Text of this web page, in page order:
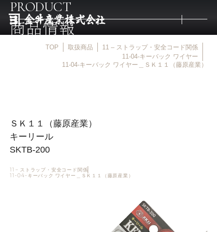
金井産業の強み
マルキン印
PRODUCT
商品情報
TOP 取扱商品
11 – ストラップ・安全コード関係
11-04-キーバック ワイヤー
11-04-キーバック ワイヤー＿ＳＫ１１（藤原産業）
ＳＫ１１（藤原産業）
キーリール
SKTB-200
11 – ストラップ・安全コード関係
11-04-キーバック ワイヤー＿ＳＫ１１（藤原産業）